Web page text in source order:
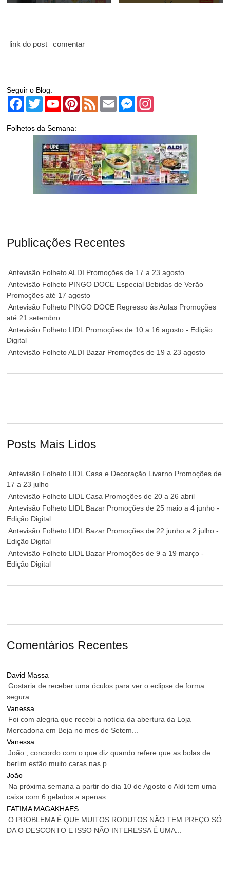
link do post comentar
Seguir o Blog:
Facebook
TwitterYouTubePinterest
Feed Email Messenger
Folhetos da Semana:
Publicações Recentes
Antevisão Folheto ALDI Promoções de 17 a 23 agosto
Antevisão Folheto PINGO DOCE Especial Bebidas de Verão
Promoções até 17 agosto
Antevisão Folheto PINGO DOCE Regresso às Aulas Promoções
até 21 setembro
Antevisão Folheto LIDL Promoções de 10 a 16 agosto - Edição
Digital
Antevisão Folheto ALDI Bazar Promoções de 19 a 23 agosto
Posts Mais Lidos
Antevisão Folheto LIDL Casa e Decoração Livarno Promoções de
17 a 23 julho
Antevisão Folheto LIDL Casa Promoções de 20 a 26 abril
Antevisão Folheto LIDL Bazar Promoções de 25 maio a 4 junho -
Edição Digital
Antevisão Folheto LIDL Bazar Promoções de 22 junho a 2 julho -
Edição Digital
Antevisão Folheto LIDL Bazar Promoções de 9 a 19 março -
Edição Digital
Comentários Recentes
David Massa
Gostaria de receber uma óculos para ver o eclipse de forma
segura
Vanessa
Foi com alegria que recebi a notícia da abertura da Loja
Mercadona em Beja no mes de Setem...
Vanessa
João , concordo com o que diz quando refere que as bolas de
berlim estão muito caras nas p...
João
Na próxima semana a partir do dia 10 de Agosto o Aldi tem uma
caixa com 6 gelados a apenas...
FATIMA MAGAKHAES
O PROBLEMA É QUE MUITOS RODUTOS NÃO TEM PREÇO SÓ
DA O DESCONTO E ISSO NÃO INTERESSA É UMA...